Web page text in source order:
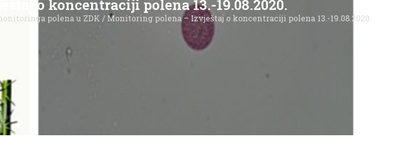
o koncentraciji polena 13.-19.08.2020.
polena u ZDK / Monitoring polena – Izvještaj o koncentraciji polena 13.-19.08.2020.